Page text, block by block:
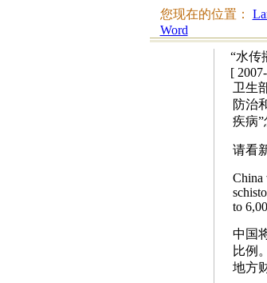
您现在的位置：
Word
“水传
[
卫生
防治
疾病”
请看
China
to
中国
比例
地方